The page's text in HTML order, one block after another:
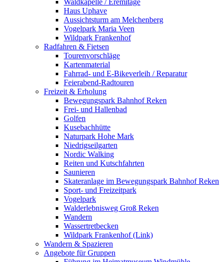
Waldkapelle / Eremitage
Haus Uphave
Aussichtsturm am Melchenberg
Vogelpark Maria Veen
Wildpark Frankenhof
Radfahren & Fietsen
Tourenvorschläge
Kartenmaterial
Fahrrad- und E-Bikeverleih / Reparatur
Feierabend-Radtouren
Freizeit & Erholung
Bewegungspark Bahnhof Reken
Frei- und Hallenbad
Golfen
Kusebachhütte
Naturpark Hohe Mark
Niedrigseilgarten
Nordic Walking
Reiten und Kutschfahrten
Saunieren
Skateranlage im Bewegungspark Bahnhof Reken
Sport- und Freizeitpark
Vogelpark
Walderlebnisweg Groß Reken
Wandern
Wassertretbecken
Wildpark Frankenhof (Link)
Wandern & Spazieren
Angebote für Gruppen